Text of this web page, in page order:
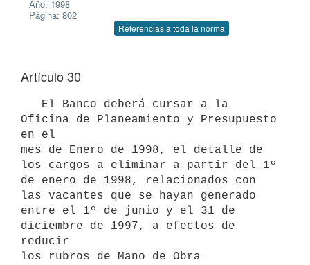
Año: 1998
Página: 802
Referencias a toda la norma
Artículo 30
Oficina de Planeamiento y Presupuesto
en el
mes de Enero de 1998, el detalle de
los cargos a eliminar a partir del 1º
de enero de 1998, relacionados con
las vacantes que se hayan generado
entre el 1º de junio y el 31 de
diciembre de 1997, a efectos de
reducir
los rubros de Mano de Obra